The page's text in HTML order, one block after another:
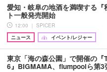
愛知・岐阜の地酒を満喫する
ト一般発売開始
12:00 ｜ SPICER
ニュース
イベント/レジャー
東京「海の森公園」で開催の『
6』BIGMAMA、flumpoolら第